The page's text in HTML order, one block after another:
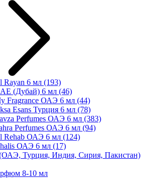
Rayan 6 мл (193)
(Дубай) 6 мл (46)
Fragrance ОАЭ 6 мл (44)
Esans Турция 6 мл (78)
Perfumes ОАЭ 6 мл (383)
Perfumes ОАЭ 6 мл (94)
Rehab ОАЭ 6 мл (124)
ОАЭ 6 мл (17)
Турция, Индия, Сирия, Пакистан)
8-10 мл